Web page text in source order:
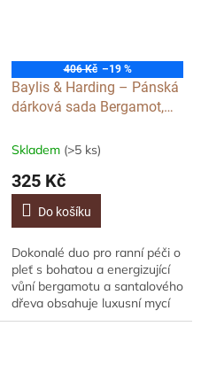
406 Kč –19 %
Baylis & Harding – Pánská
dárková sada Bergamot,
2ks
Skladem (>5 ks)
325 Kč
Do košíku
Dokonalé duo pro ranní péči o
pleť s bohatou a energizující
vůní bergamotu a santalového
dřeva obsahuje luxusní mycí
gel na obličej a balzám po